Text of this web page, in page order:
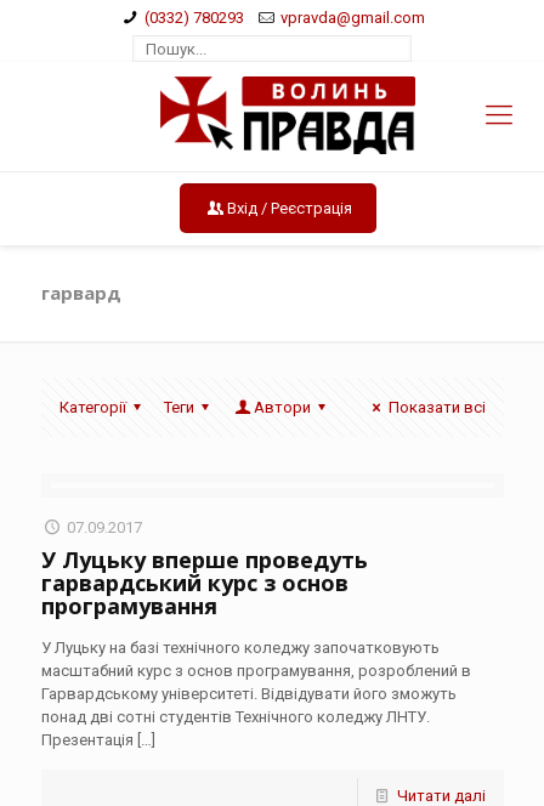
(0332) 780293 vpravda@gmail.com
Вхід / Реєстрація
гарвард
Категорії Теги Автори Показати всі
07.09.2017
У Луцьку вперше проведуть
гарвардський курс з основ
програмування
У Луцьку на базі технічного коледжу започатковують
масштабний курс з основ програмування, розроблений в
Гарвардському університеті. Відвідувати його зможуть
понад дві сотні студентів Технічного коледжу ЛНТУ.
Презентація […]
Читати далі